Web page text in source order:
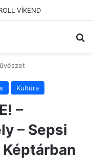
VÍKEND
Kultúra
–
– Sepsi